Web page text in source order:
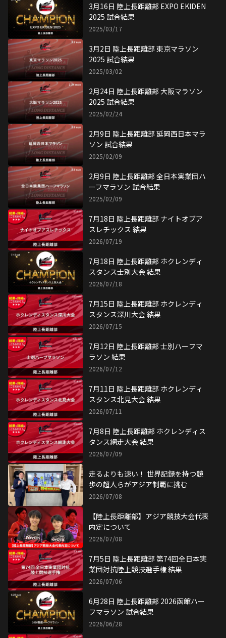
3月16日 陸上長距離部 EXPO EKIDEN
2025 試合結果
2025/03/17
3月2日 陸上長距離部 東京マラソン
2025 試合結果
2025/03/02
2月24日 陸上長距離部 大阪マラソン
2025 試合結果
2025/02/24
2月9日 陸上長距離部 延岡西日本マラ
ソン 試合結果
2025/02/09
2月9日 陸上長距離部 全日本実業団ハ
ーフマラソン 試合結果
2025/02/09
7月18日 陸上長距離部 ナイトオブア
スレチックス 結果
2026/07/19
7月18日 陸上長距離部 ホクレンディ
スタンス士別大会 結果
2026/07/18
7月15日 陸上長距離部 ホクレンディ
スタンス深川大会 結果
2026/07/15
7月12日 陸上長距離部 士別ハーフマ
ラソン 結果
2026/07/12
7月11日 陸上長距離部 ホクレンディ
スタンス北見大会 結果
2026/07/11
7月8日 陸上長距離部 ホクレンディス
タンス網走大会 結果
2026/07/09
走るよりも速い！ 世界記録を持つ競
歩の超人らがアジア制覇に挑む
2026/07/08
【陸上長距離部】アジア競技大会代表
内定について
2026/07/08
7月5日 陸上長距離部 第74回全日本実
業団対抗陸上競技選手権 結果
2026/07/06
6月28日 陸上長距離部 2026函館ハー
フマラソン 試合結果
2026/06/28